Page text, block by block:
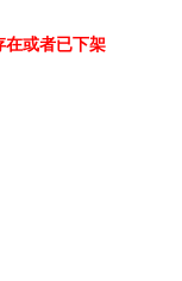
在或者已下架